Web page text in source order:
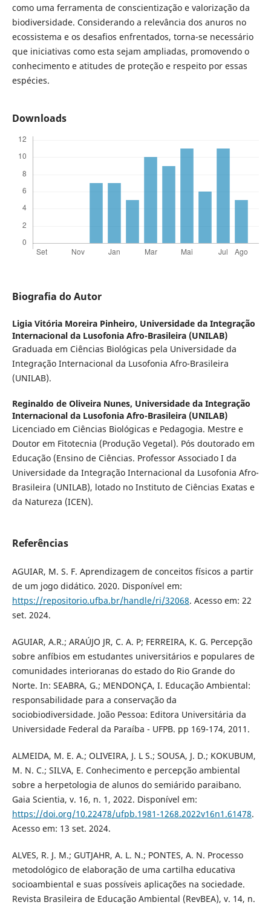
como uma ferramenta de conscientização e valorização da
biodiversidade. Considerando a relevância dos anuros no
ecossistema e os desafios enfrentados, torna-se necessário
que iniciativas como esta sejam ampliadas, promovendo o
conhecimento e atitudes de proteção e respeito por essas
espécies.
Downloads
Biografia do Autor
Ligia Vitória Moreira Pinheiro, Universidade da Integração
Internacional da Lusofonia Afro-Brasileira (UNILAB)
Graduada em Ciências Biológicas pela Universidade da
Integração Internacional da Lusofonia Afro-Brasileira
(UNILAB).
Reginaldo de Oliveira Nunes, Universidade da Integração
Internacional da Lusofonia Afro-Brasileira (UNILAB)
Licenciado em Ciências Biológicas e Pedagogia. Mestre e
Doutor em Fitotecnia (Produção Vegetal). Pós doutorado em
Educação (Ensino de Ciências. Professor Associado I da
Universidade da Integração Internacional da Lusofonia Afro-
Brasileira (UNILAB), lotado no Instituto de Ciências Exatas e
da Natureza (ICEN).
Referências
AGUIAR, M. S. F. Aprendizagem de conceitos físicos a partir
de um jogo didático. 2020. Disponível em:
https://repositorio.ufba.br/handle/ri/32068. Acesso em: 22
set. 2024.
AGUIAR, A.R.; ARAÚJO JR, C. A. P; FERREIRA, K. G. Percepção
sobre anfíbios em estudantes universitários e populares de
comunidades interioranas do estado do Rio Grande do
Norte. In: SEABRA, G.; MENDONÇA, I. Educação Ambiental:
responsabilidade para a conservação da
sociobiodiversidade. João Pessoa: Editora Universitária da
Universidade Federal da Paraíba - UFPB. pp 169-174, 2011.
ALMEIDA, M. E. A.; OLIVEIRA, J. L S.; SOUSA, J. D.; KOKUBUM,
M. N. C.; SILVA, E. Conhecimento e percepção ambiental
sobre a herpetologia de alunos do semiárido paraibano.
Gaia Scientia, v. 16, n. 1, 2022. Disponível em:
https://doi.org/10.22478/ufpb.1981-1268.2022v16n1.61478.
Acesso em: 13 set. 2024.
ALVES, R. J. M.; GUTJAHR, A. L. N.; PONTES, A. N. Processo
metodológico de elaboração de uma cartilha educativa
socioambiental e suas possíveis aplicações na sociedade.
Revista Brasileira de Educação Ambiental (RevBEA), v. 14, n.